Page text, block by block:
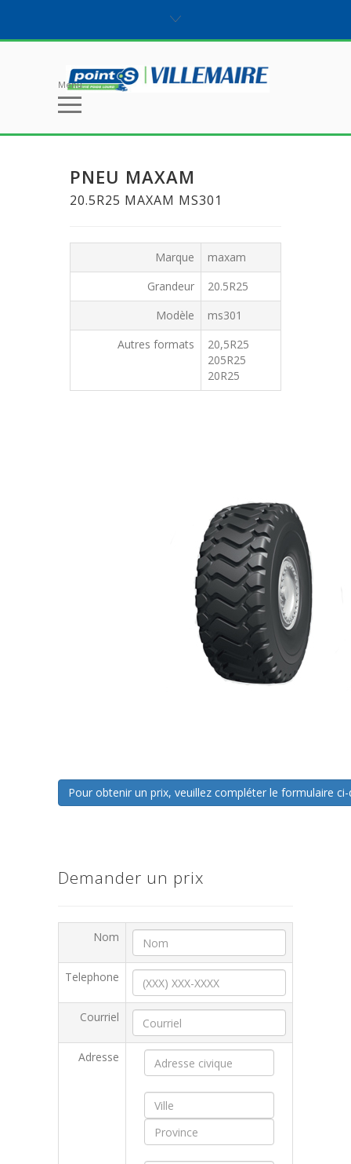
Menu
PNEU MAXAM
20.5R25 MAXAM MS301
Marque
maxam
Grandeur
20.5R25
Modèle
ms301
Autres formats
20,5R25
205R25
20R25
Pour obtenir un prix, veuillez compléter le formulaire
Demander un prix
Nom
Telephone
Courriel
Adresse